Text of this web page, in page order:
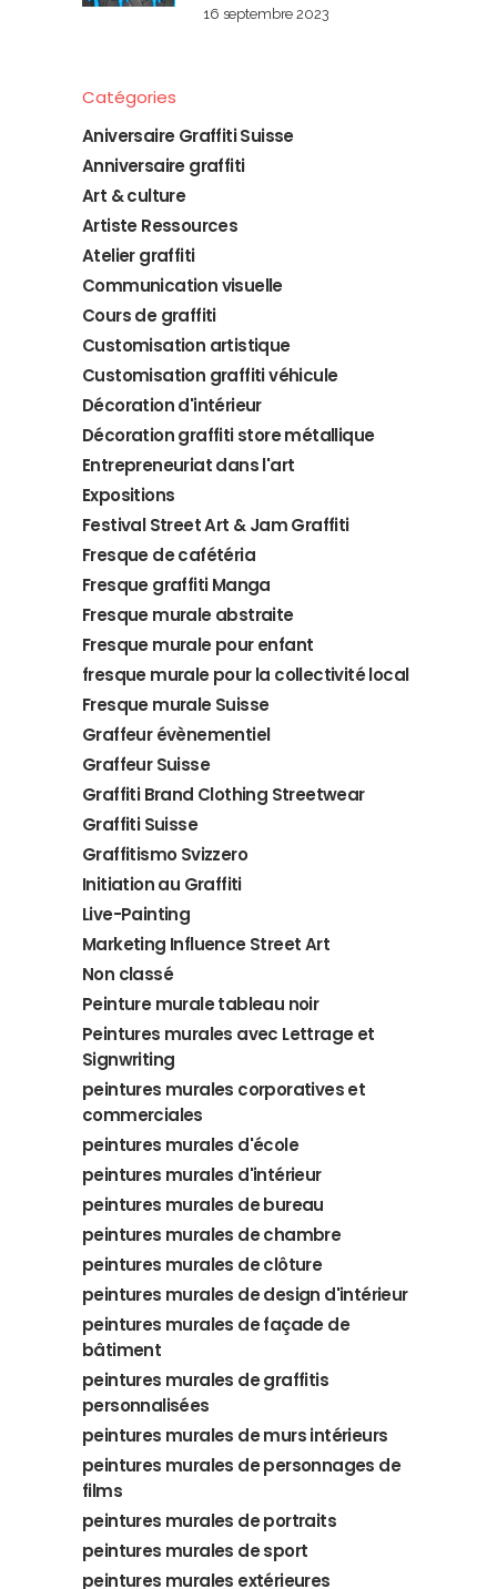
16 septembre 2023
Catégories
Aniversaire Graffiti Suisse
Anniversaire graffiti
Art & culture
Artiste Ressources
Atelier graffiti
Communication visuelle
Cours de graffiti
Customisation artistique
Customisation graffiti véhicule
Décoration d'intérieur
Décoration graffiti store métallique
Entrepreneuriat dans l'art
Expositions
Festival Street Art & Jam Graffiti
Fresque de cafétéria
Fresque graffiti Manga
Fresque murale abstraite
Fresque murale pour enfant
fresque murale pour la collectivité local
Fresque murale Suisse
Graffeur évènementiel
Graffeur Suisse
Graffiti Brand Clothing Streetwear
Graffiti Suisse
Graffitismo Svizzero
Initiation au Graffiti
Live-Painting
Marketing Influence Street Art
Non classé
Peinture murale tableau noir
Peintures murales avec Lettrage et
Signwriting
peintures murales corporatives et
commerciales
peintures murales d'école
peintures murales d'intérieur
peintures murales de bureau
peintures murales de chambre
peintures murales de clôture
peintures murales de design d'intérieur
peintures murales de façade de
bâtiment
peintures murales de graffitis
personnalisées
peintures murales de murs intérieurs
peintures murales de personnages de
films
peintures murales de portraits
peintures murales de sport
peintures murales extérieures